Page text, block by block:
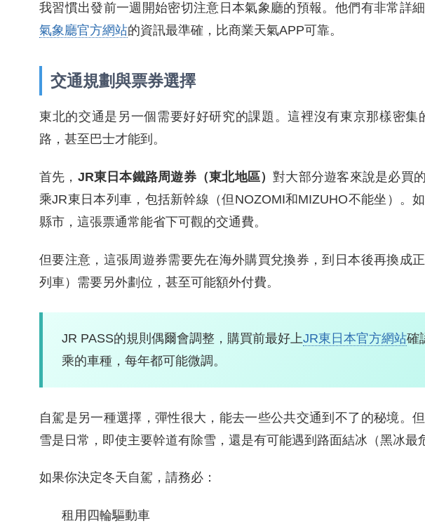
我習慣出發前一週開始密切注意日本氣象廳的預報。他們有非常詳
氣象廳官方網站的資訊最準確，比商業天氣APP可靠。
交通規劃與票券選擇
東北的交通是另一個需要好好研究的課題。這裡沒有東京那樣密
路，甚至巴士才能到。
首先， JR東日本鐵路周遊券（東北地區）對大部分遊客來說是必買
乘JR東日本列車，包括新幹線（但NOZOMI和MIZUHO不能坐）。
縣市，這張票通常能省下可觀的交通費。
但要注意，這張周遊券需要先在海外購買兌換券，到日本後再換成
列車）需要另外劃位，甚至可能額外付費。
JR PASS的規則偶爾會調整，購買前最好上JR東日本官方網站確
乘的車種，每年都可能微調。
自駕是另一種選擇，彈性很大，能去一些公共交通到不了的秘境。
雪是日常，即使主要幹道有除雪，還是有可能遇到路面結冰（黑冰最
如果你決定冬天自駕，請務必：
租用四輪驅動車